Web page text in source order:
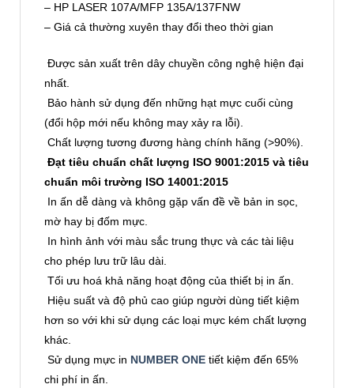
– HP LASER 107A/MFP 135A/137FNW
– Giá cả thường xuyên thay đổi theo thời gian
Được sản xuất trên dây chuyền công nghệ hiện đại
nhất.
Bảo hành sử dụng đến những hạt mực cuối cùng
(đổi hộp mới nếu không may xảy ra lỗi).
Chất lượng tương đương hàng chính hãng (>90%).
Đạt tiêu chuẩn chất lượng ISO 9001:2015 và tiêu
chuẩn môi trường ISO 14001:2015
In ấn dễ dàng và không gặp vấn đề về bản in sọc,
mờ hay bị đốm mực.
In hình ảnh với màu sắc trung thực và các tài liệu
cho phép lưu trữ lâu dài.
Tối ưu hoá khả năng hoạt động của thiết bị in ấn.
Hiệu suất và độ phủ cao giúp người dùng tiết kiệm
hơn so với khi sử dụng các loại mực kém chất lượng
khác.
Sử dụng mực in NUMBER ONE tiết kiệm đến 65%
chi phí in ấn.